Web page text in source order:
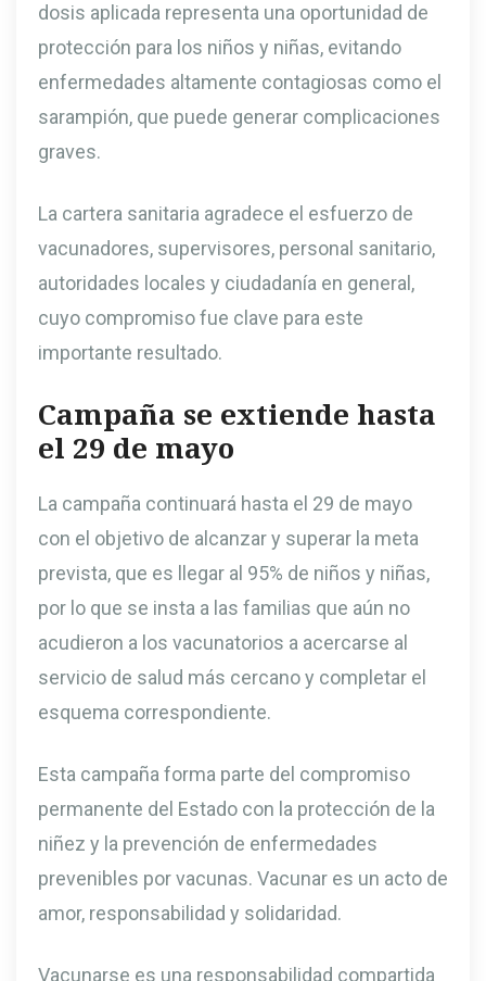
dosis aplicada representa una oportunidad de
protección para los niños y niñas, evitando
enfermedades altamente contagiosas como el
sarampión, que puede generar complicaciones
graves.
La cartera sanitaria agradece el esfuerzo de
vacunadores, supervisores, personal sanitario,
autoridades locales y ciudadanía en general,
cuyo compromiso fue clave para este
importante resultado.
Campaña se extiende hasta
el 29 de mayo
La campaña continuará hasta el 29 de mayo
con el objetivo de alcanzar y superar la meta
prevista, que es llegar al 95% de niños y niñas,
por lo que se insta a las familias que aún no
acudieron a los vacunatorios a acercarse al
servicio de salud más cercano y completar el
esquema correspondiente.
Esta campaña forma parte del compromiso
permanente del Estado con la protección de la
niñez y la prevención de enfermedades
prevenibles por vacunas. Vacunar es un acto de
amor, responsabilidad y solidaridad.
Vacunarse es una responsabilidad compartida